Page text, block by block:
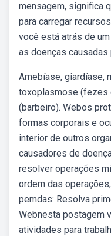
mensagem, significa
para carregar
você está atrás de
as doenças
Amebíase, giardíase,
toxoplasmose (fezes
(barbeiro). Webos
formas corporais e
interior de outros
causadores de
resolver operações
ordem das
pemdas: Resolva
Webnesta postagem
atividades para